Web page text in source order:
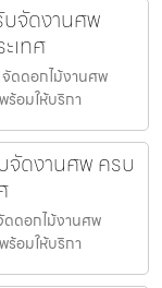
บจัดงานศพ
เทศ
ดดอกไม้งานศพ
ร้อมให้บริกา
จัดงานศพ ครบ
ดดอกไม้งานศพ
ร้อมให้บริกา